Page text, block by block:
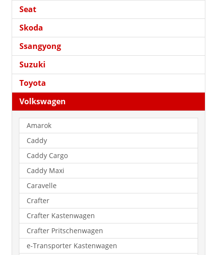
Seat
Skoda
Ssangyong
Suzuki
Toyota
Volkswagen
Amarok
Caddy
Caddy Cargo
Caddy Maxi
Caravelle
Crafter
Crafter Kastenwagen
Crafter Pritschenwagen
e-Transporter Kastenwagen